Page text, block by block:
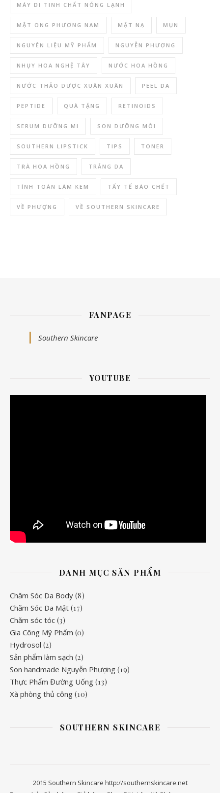
MÁY DI TINH CHẤT NÓNG LẠNH
MẬT ONG PHƯƠNG NAM MẶT NẠ MỤN
NGUYÊN LIỆU MỸ PHẨM NGUYỄN PHƯỢNG
NHỤY HOA NGHỆ TÂY NƯỚC HOA HỒNG
NƯỚC THẢO DƯỢC XUÂN XUÂN PEEL DA
PEPTIDE QUÀ TẶNG RETINOIDS
SERUM DƯỠNG MI SON DƯỠNG MÔI
SOUTHERN LIPSTICK TIPS TONER
TRÀ HOA HỒNG TRẮNG DA
TÍNH TOÁN LÀM KEM TẨY TẾ BÀO CHẾT
VỀ PHƯỢNG VỀ SOUTHERN SKINCARE
FANPAGE
Southern Skincare
YOUTUBE
DANH MỤC SẢN PHẨM
Chăm Sóc Da Body (8)
Chăm Sóc Da Mặt (17)
Chăm sóc tóc (3)
Gia Công Mỹ Phẩm (0)
Hydrosol (2)
Sản phẩm làm sạch (2)
Son handmade Nguyễn Phượng (19)
Thực Phẩm Đường Uống (13)
Xà phòng thủ công (10)
SOUTHERN SKINCARE
2015 Southern Skincare http://southernskincare.net